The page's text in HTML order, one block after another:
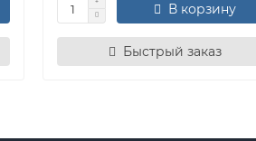
В корзину
Быстрый заказ